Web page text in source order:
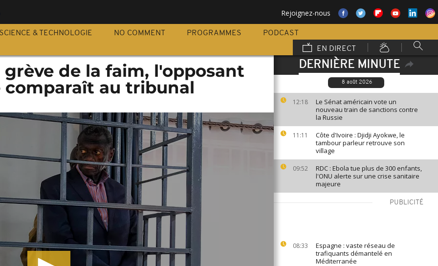
Rejoignez-nous
SCIENCE & TECHNOLOGIE NO COMMENT PROGRAMMES
PODCAST
EN DIRECT
DERNIÈRE MINUTE
8 août 2026
12:18
Le Sénat américain vote un
nouveau train de sanctions contre
la Russie
11:11
Côte d'Ivoire : Djidji Ayokwe, le
tambour parleur retrouve son
village
09:52
RDC : Ebola tue plus de 300 enfants,
l'ONU alerte sur une crise sanitaire
majeure
PUBLICITÉ
08:33
Espagne : vaste réseau de
trafiquants démantelé en
Méditerranée
de la faim, l'opposant
comparaît au tribunal